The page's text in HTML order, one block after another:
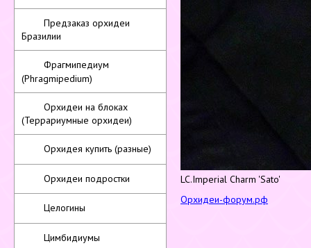
Предзаказ орхидеи
Бразилии
Фрагмипедиум
(Phragmipedium)
Орхидеи на блоках
(Террариумные орхидеи)
Орхидея купить (разные)
Орхидеи подростки
Целогины
Цимбидиумы
LC.Imperial Charm 'Sato'
Орхидеи-форум.рф